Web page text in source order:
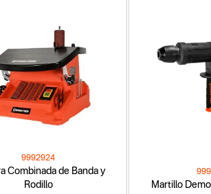
Combinada de Banda y
Rodillo
9992924
Martillo